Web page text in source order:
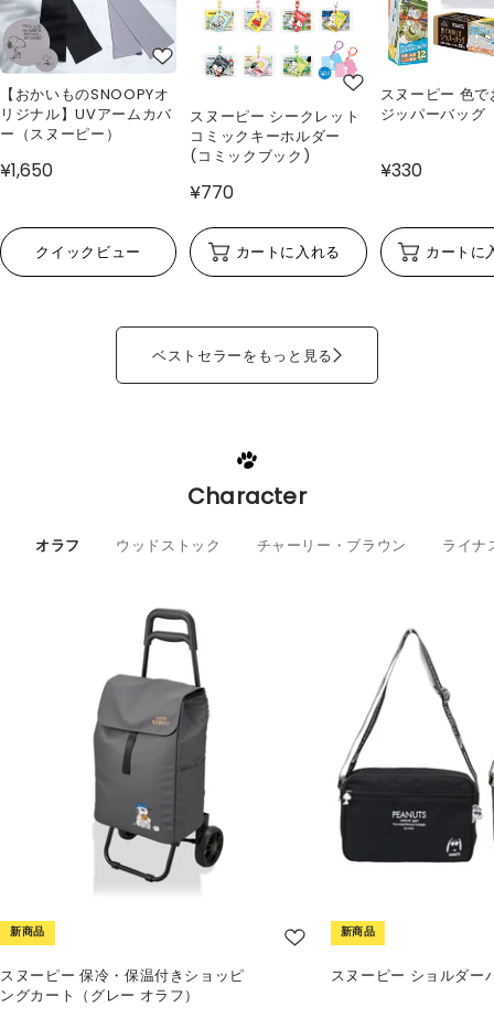
【おかいものSNOOPYオ
リジナル】UVアームカバ
ー（スヌーピー）
¥1,650
クイックビュー
スヌーピー シークレット
コミックキーホルダー
(コミックブック)
¥770
カートに入れる
スヌーピー 色
ジッパーバッグ
¥330
カートに
ベストセラーをもっと見る
Character
オラフ ウッドストック チャーリー・ブラウン ライナ
新商品
スヌーピー 保冷・保温付きショッピ
ングカート（グレー オラフ）
新商品
スヌーピー ショルダー